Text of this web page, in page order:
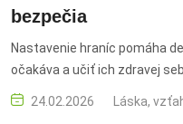
bezpečia
Nastavenie hraníc pomáha
očakáva a učiť ich zdravej
spôsobom prispievajú k
jasné pravidlá, znižuje to
24.02.2026 Láska,